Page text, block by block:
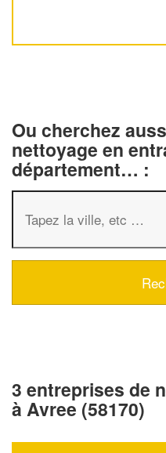
Ou cherchez
nettoyage en
département… :
3 entreprises de
à Avree (58170)
✕